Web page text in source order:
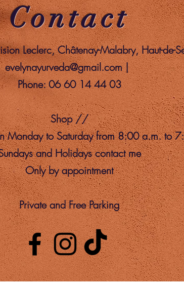
Contact
Leclerc, Châtenay-Malabry, Haut-de-
evelynayurveda@gmail.com|
Phone: 06 60 14 44 03
Shop //
Monday to Saturday from 8:00 a.m. to
and Holidays contact me
Only by appointment
Private and Free Parking